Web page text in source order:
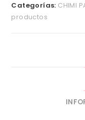
Categorías: CHIMI
productos